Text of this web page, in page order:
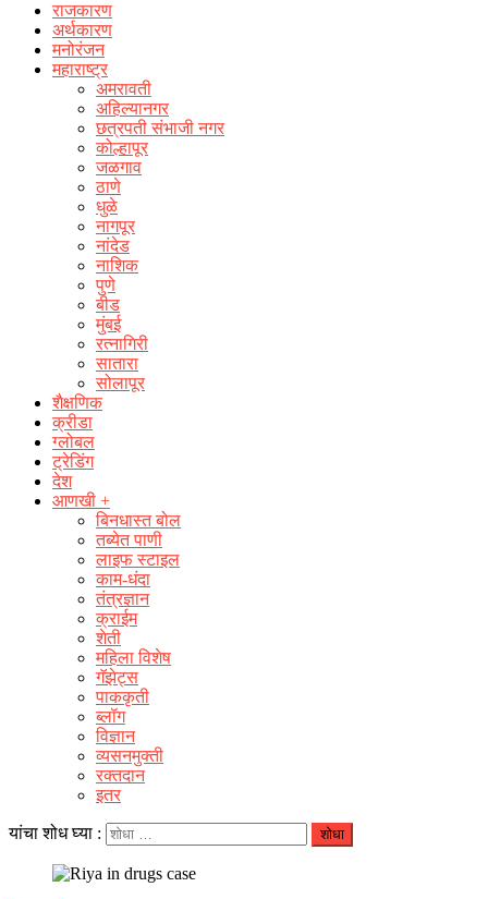
राजकारण
अर्थकारण
मनोरंजन
महाराष्ट्र
अमरावती
अहिल्यानगर
छत्रपती संभाजी नगर
कोल्हापूर
जळगाव
ठाणे
धुळे
नागपूर
नांदेड
नाशिक
पुणे
बीड
मुंबई
रत्नागिरी
सातारा
सोलापूर
शैक्षणिक
क्रीडा
ग्लोबल
ट्रेडिंग
देश
आणखी +
बिनधास्त बोल
तब्येत पाणी
लाइफ स्टाइल
काम-धंदा
तंत्रज्ञान
क्राईम
शेती
महिला विशेष
गॅझेट्स
पाककृती
ब्लॉग
विज्ञान
व्यसनमुक्ती
रक्‍तदान
इतर
यांचा शोध घ्या :